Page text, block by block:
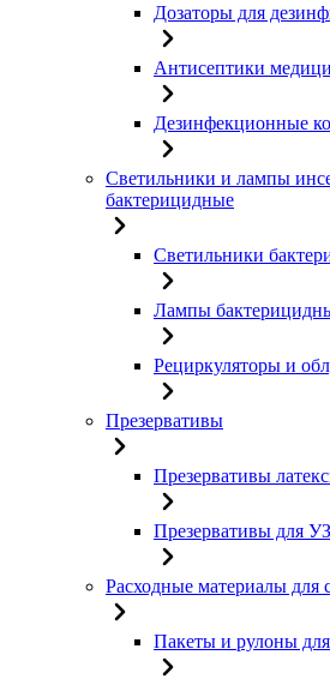
Дозаторы для
Антисептики
Дезинфекционные
Светильники и лампы
бактерицидные
Светильники
Лампы
Рециркуляторы и
Презервативы
Презервативы
Презервативы для
Расходные материалы для
Пакеты и рулоны